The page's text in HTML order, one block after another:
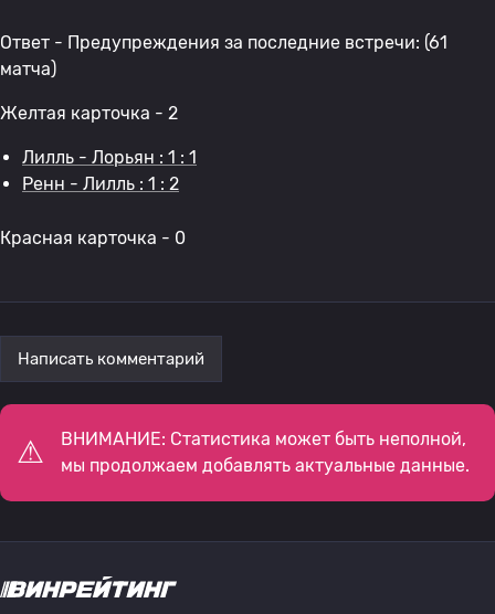
Ответ - Предупреждения за последние встречи: (61
матча)
Желтая карточка - 2
Лилль - Лорьян : 1 : 1
Ренн - Лилль : 1 : 2
Красная карточка - 0
Написать комментарий
ВНИМАНИЕ: Статистика может быть неполной,
мы продолжаем добавлять актуальные данные.